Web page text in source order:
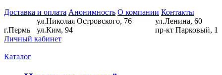
Доставка и оплата Анонимность О компании Контакты
г.Пермь
ул.Николая Островского, 76
ул.Ким, 94
ул.Ленина, 60
пр-кт Парковый, 1
Личный кабинет
Каталог